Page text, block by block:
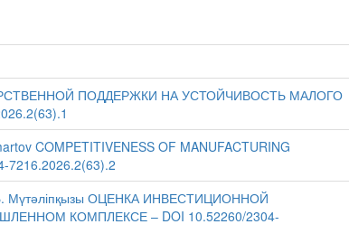
ПОДДЕРЖКИ НА УСТОЙЧИВОСТЬ МАЛОГО
COMPETITIVENESS OF MANUFACTURING
7216.2026.2(63).2
Мүтәліпқызы ОЦЕНКА ИНВЕСТИЦИОННОЙ
КОМПЛЕКСЕ – DOI 10.52260/2304-